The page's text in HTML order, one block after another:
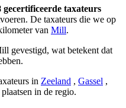
gecertificeerde taxateurs
De taxateurs die we op
van Mill.
gevestigd, wat betekent dat
in Zeeland , Gassel ,
in de regio.